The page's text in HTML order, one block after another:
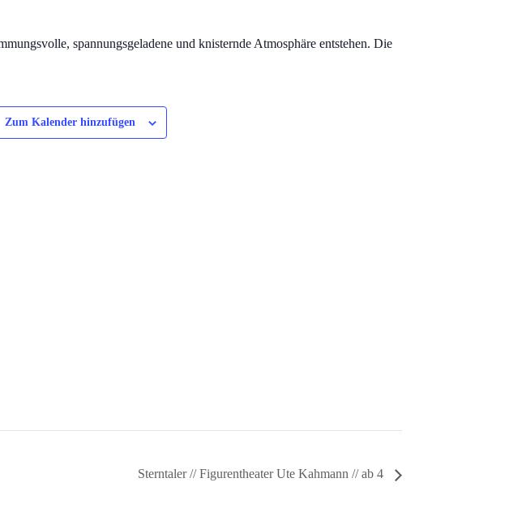
spannungsgeladene und knisternde Atmosphäre entstehen. Die
Zum Kalender hinzufügen
Sterntaler // Figurentheater Ute Kahmann // ab 4